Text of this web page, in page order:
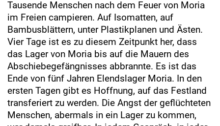
Tausende Menschen nach dem Feuer von Moria
im Freien campieren. Auf Isomatten, auf
Bambusblättern, unter Plastikplanen und Ästen.
Vier Tage ist es zu diesem Zeitpunkt her, dass
das Lager von Moria bis auf die Mauern des
Abschiebegefängnisses abbrannte. Es ist das
Ende von fünf Jahren Elendslager Moria. In den
ersten Tagen gibt es Hoffnung, auf das Festland
transferiert zu werden. Die Angst der geflüchteten
Menschen, abermals in ein Lager zu kommen,